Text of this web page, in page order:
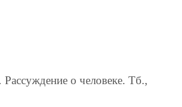
Рассуждение о человеке. Тб.,